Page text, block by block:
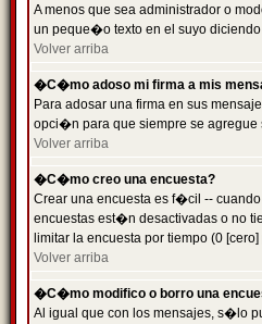
A menos que sea administrador o
un peque�o texto en el suyo
Volver arriba
�C�mo adoso mi firma a mis
Para adosar una firma en sus
opci�n para que siempre se
Volver arriba
�C�mo creo una encuesta?
Crear una encuesta es f�cil --
encuestas est�n desactivadas o no
limitar la encuesta por tiempo (0
Volver arriba
�C�mo modifico o borro una
Al igual que con los mensajes, s�lo